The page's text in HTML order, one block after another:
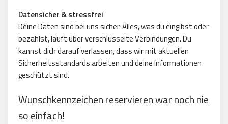
Datensicher & stressfrei
Deine Daten sind bei uns sicher. Alles, was du eingibst oder
bezahlst, läuft über verschlüsselte Verbindungen. Du
kannst dich darauf verlassen, dass wir mit aktuellen
Sicherheitsstandards arbeiten und deine Informationen
geschützt sind.
Wunschkennzeichen reservieren war noch nie
so einfach!